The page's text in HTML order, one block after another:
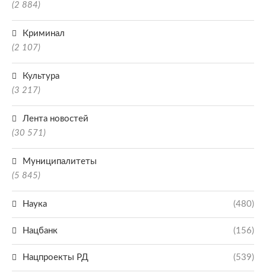
(2 884)
Криминал
(2 107)
Культура
(3 217)
Лента новостей
(30 571)
Муниципалитеты
(5 845)
Наука (480)
Нацбанк (156)
Нацпроекты РД (539)